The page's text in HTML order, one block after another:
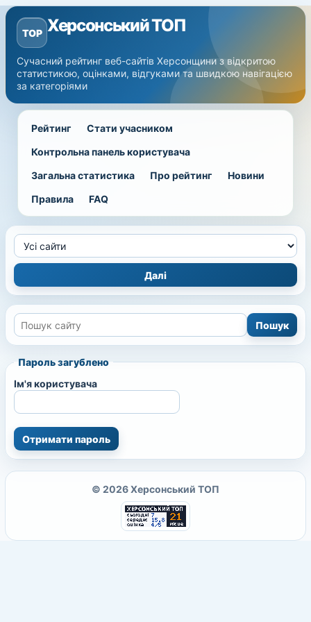
TOP Херсонський ТОП
Сучасний рейтинг веб-сайтів Херсонщини з відкритою
статистикою, оцінками, відгуками та швидкою навігацією
за категоріями
Рейтинг
Стати учасником
Контрольна панель користувача
Загальна статистика
Про рейтинг
Новини
Правила
FAQ
Пароль загублено
Ім'я користувача
© 2026 Херсонський ТОП